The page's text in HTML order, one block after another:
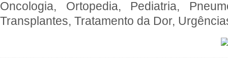
Oncologia, Ortopedia, Pediatria,
Transplantes, Tratamento da Dor,